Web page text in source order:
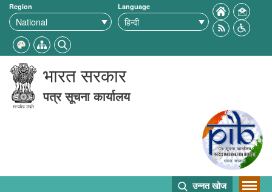
Region Language
भारत सरकार
पत्र सूचना कार्यालय
उन्नत खोज